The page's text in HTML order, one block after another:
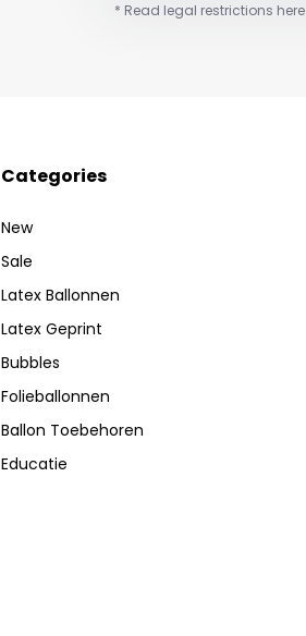
* Read legal restrictions here
Categories
New
Sale
Latex Ballonnen
Latex Geprint
Bubbles
Folieballonnen
Ballon Toebehoren
Educatie